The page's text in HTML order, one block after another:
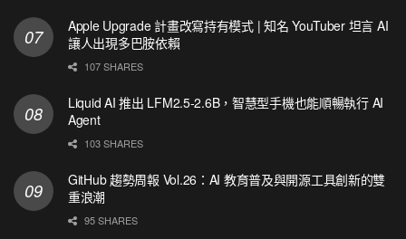
Apple Upgrade 計畫改寫持有模式 | 知名 YouTuber 坦言 AI
讓人出現多巴胺依賴
107 SHARES
Liquid AI 推出 LFM2.5-2.6B，智慧型手機也能順暢執行 AI
Agent
103 SHARES
GitHub 趨勢周報 Vol.26：AI 教育普及與開源工具創新的雙
重浪潮
95 SHARES